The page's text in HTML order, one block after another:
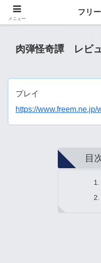
フリ
肉弾怪奇譚 レビ
プレイ
https://www.freem.ne.jp/
目
メニュー
フリ